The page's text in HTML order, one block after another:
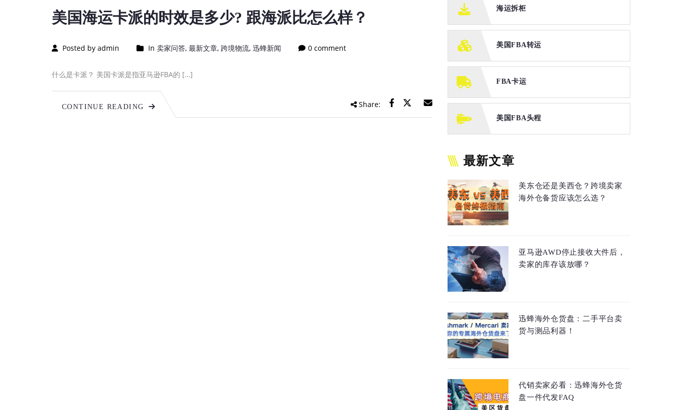
美国海运卡派的时效是多少? 跟海派比怎么样？
Posted by admin In 卖家问答, 最新文章, 跨境物流, 迅蜂新闻 0 comment
什么是卡派？ 美国卡派是指亚马逊FBA的 […]
CONTINUE READING Share:
海运拆柜
美国FBA转运
FBA卡运
美国FBA头程
最新文章
美东仓还是美西仓？跨境卖家
海外仓备货应该怎么选？
亚马逊AWD停止接收大件后，
卖家的库存该放哪？
迅蜂海外仓货盘：二手平台卖
货与测品利器！
代销卖家必看：迅蜂海外仓货
盘一件代发FAQ